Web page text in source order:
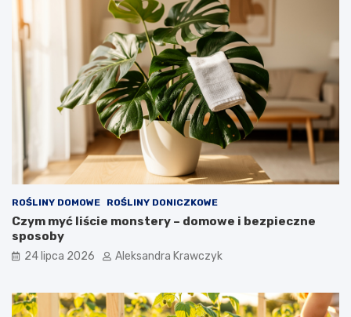
ROŚLINY DOMOWE ROŚLINY DONICZKOWE
Czym myć liście monstery – domowe i bezpieczne
sposoby
24 lipca 2026 Aleksandra Krawczyk